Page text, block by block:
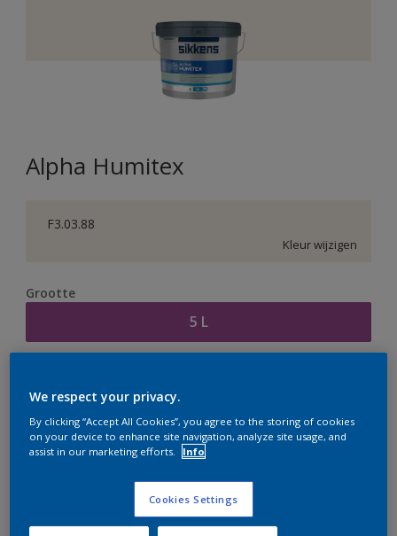
Alpha Humitex
F3.03.88
Kleur wijzigen
Grootte
5 L
er hard aan om de voorraad aan te vullen.
We respect your privacy.
By clicking “Accept All Cookies”, you agree to the storing of cookies
on your device to enhance site navigation, analyze site usage, and
assist in our marketing efforts.
Info
Cookies Settings